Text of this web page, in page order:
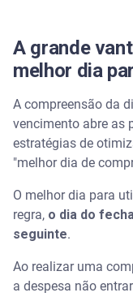
A grande
melhor dia
A compreensão da
vencimento abre as
estratégias de
"melhor dia de
O melhor dia para
regra, o dia do
seguinte.
Ao realizar uma
a despesa não